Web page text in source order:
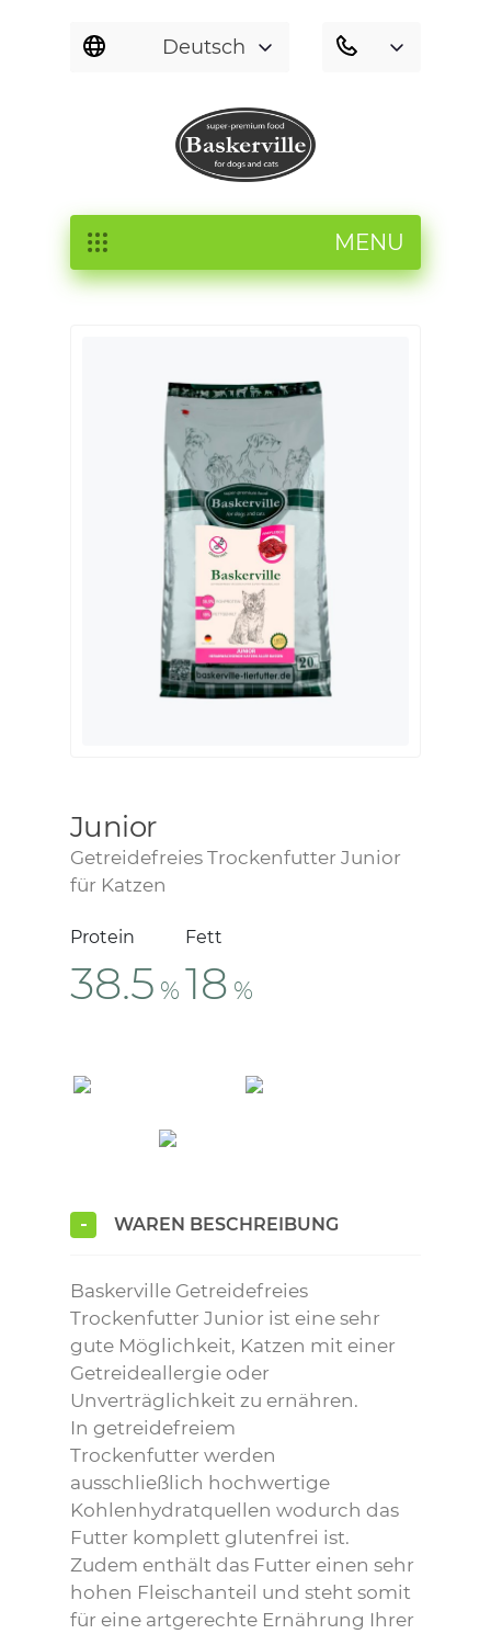
Deutsch
MENU
Junior
Getreidefreies Trockenfutter Junior
für Katzen
Protein
38.5 %
Fett
18 %
WAREN BESCHREIBUNG
Baskerville Getreidefreies
Trockenfutter Junior ist eine sehr
gute Möglichkeit, Katzen mit einer
Getreideallergie oder
Unverträglichkeit zu ernähren.
In getreidefreiem
Trockenfutter werden
ausschließlich hochwertige
Kohlenhydratquellen wodurch das
Futter komplett glutenfrei ist.
Zudem enthält das Futter einen sehr
hohen Fleischanteil und steht somit
für eine artgerechte Ernährung Ihrer